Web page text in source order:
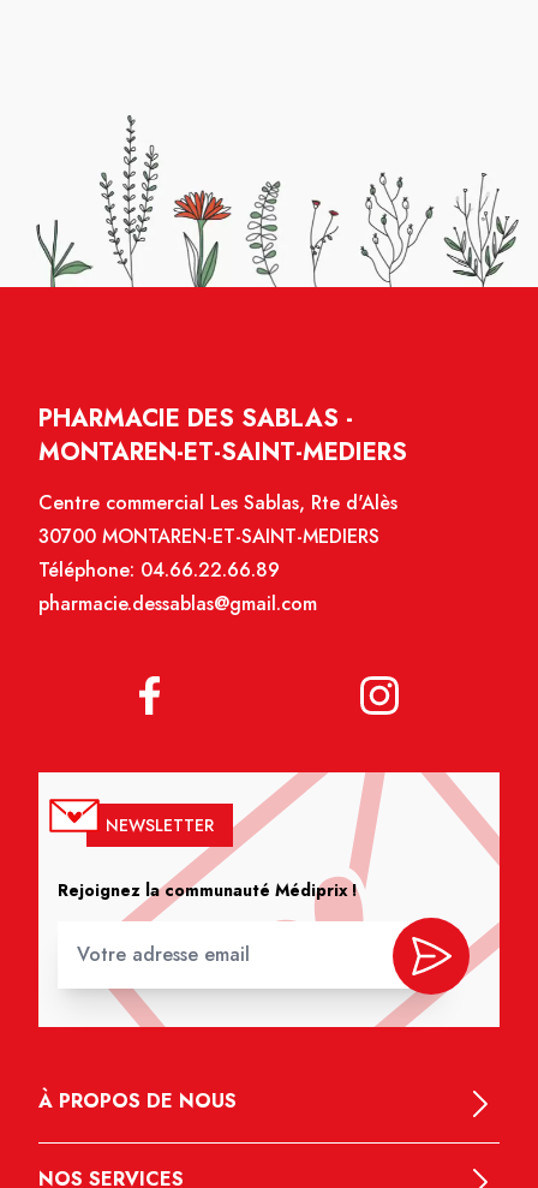
PHARMACIE DES SABLAS -
MONTAREN-ET-SAINT-MEDIERS
Centre commercial Les Sablas, Rte d'Alès
30700 MONTAREN-ET-SAINT-MEDIERS
Téléphone: 04.66.22.66.89
pharmacie.dessablas@gmail.com
NEWSLETTER
Rejoignez la communauté Médiprix !
À PROPOS DE NOUS
NOS SERVICES